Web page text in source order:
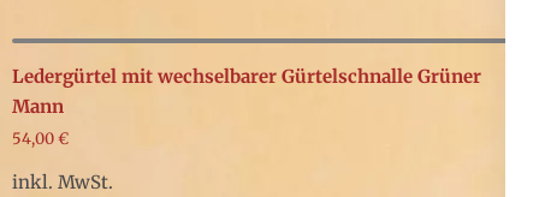
der
Produktseite
Produkt
weist
mehrere
Varianten
auf.
Ledergürtel mit wechselbarer Gürtelschnalle Grüner
Mann
54,00€
inkl. MwSt.